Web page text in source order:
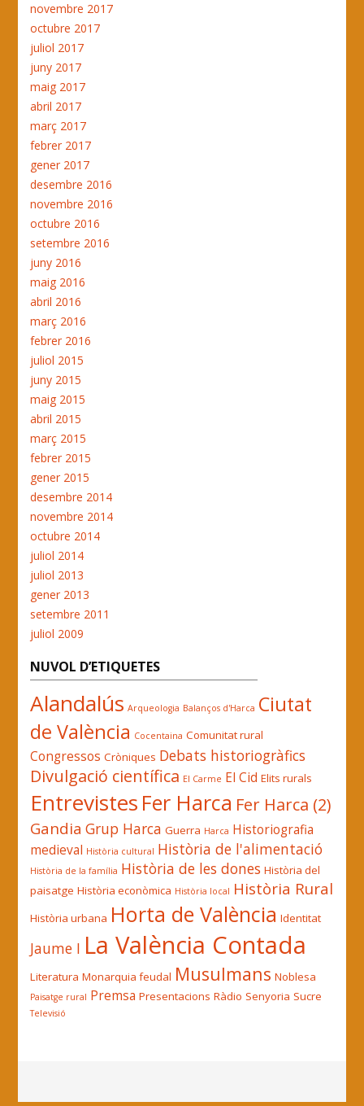
novembre 2017
octubre 2017
juliol 2017
juny 2017
maig 2017
abril 2017
març 2017
febrer 2017
gener 2017
desembre 2016
novembre 2016
octubre 2016
setembre 2016
juny 2016
maig 2016
abril 2016
març 2016
febrer 2016
juliol 2015
juny 2015
maig 2015
abril 2015
març 2015
febrer 2015
gener 2015
desembre 2014
novembre 2014
octubre 2014
juliol 2014
juliol 2013
gener 2013
setembre 2011
juliol 2009
NUVOL D’ETIQUETES
Alandalús Arqueologia Balanços d'Harca Ciutat
de València Cocentaina Comunitat rural
Congressos Cròniques Debats historiogràfics
Divulgació científica El Carme El Cid Elits rurals
Entrevistes Fer Harca Fer Harca (2)
Gandia Grup Harca Guerra Harca Historiografia
medieval Història cultural Història de l'alimentació
Història de la família Història de les dones Història del
paisatge Història econòmica Història local Història Rural
Història urbana Horta de València Identitat
Jaume I La València Contada
Literatura Monarquia feudal Musulmans Noblesa
Paisatge rural Premsa Presentacions Ràdio Senyoria Sucre
Televisió